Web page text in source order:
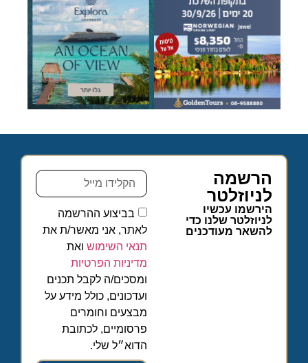
הרשמה
לניוזלטר
הירשמו עכשיו
לניוזלטר שלנו כדי
להשאר מעודכנים
בביצוע ההרשמה
לאתר, אני מאשר/ת את
תנאי השימוש ואת
מדיניות הפרטיות
ומסכים/ה לקבל תכנים
ועדכונים, כולל מידע על
מבצעים וחומרים
פרסומיים, לכתובת
הדוא״ל שלי.